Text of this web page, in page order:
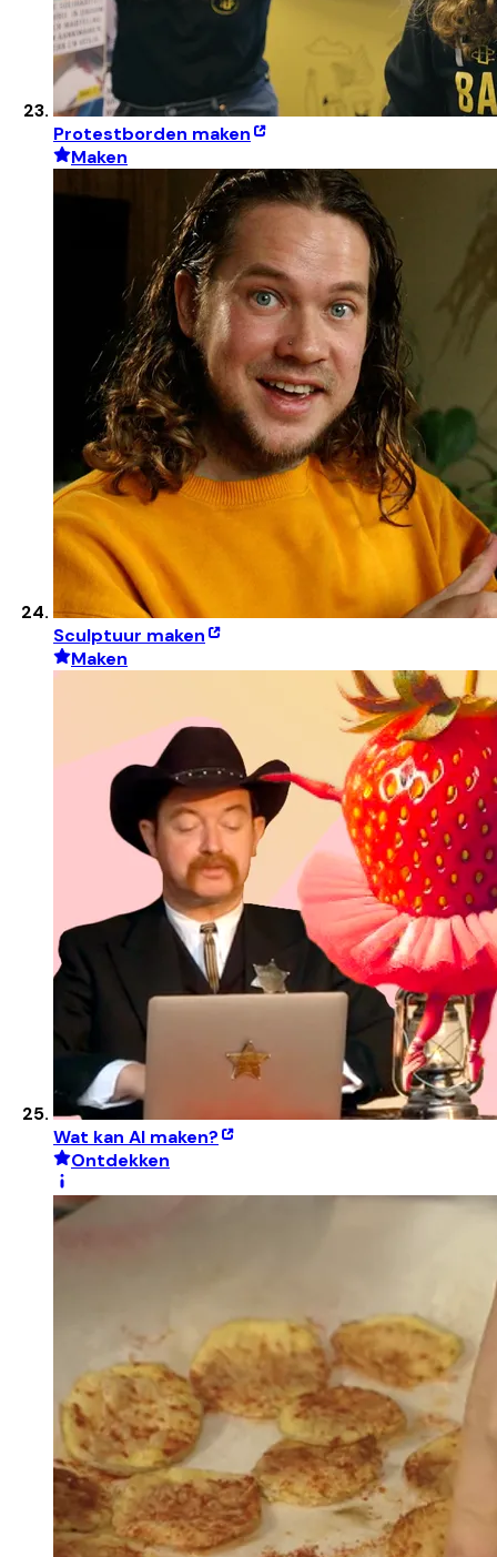
Protestborden maken
Maken
Sculptuur maken
Maken
Wat kan AI maken?
Ontdekken